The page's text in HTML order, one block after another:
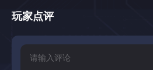
玩家点评